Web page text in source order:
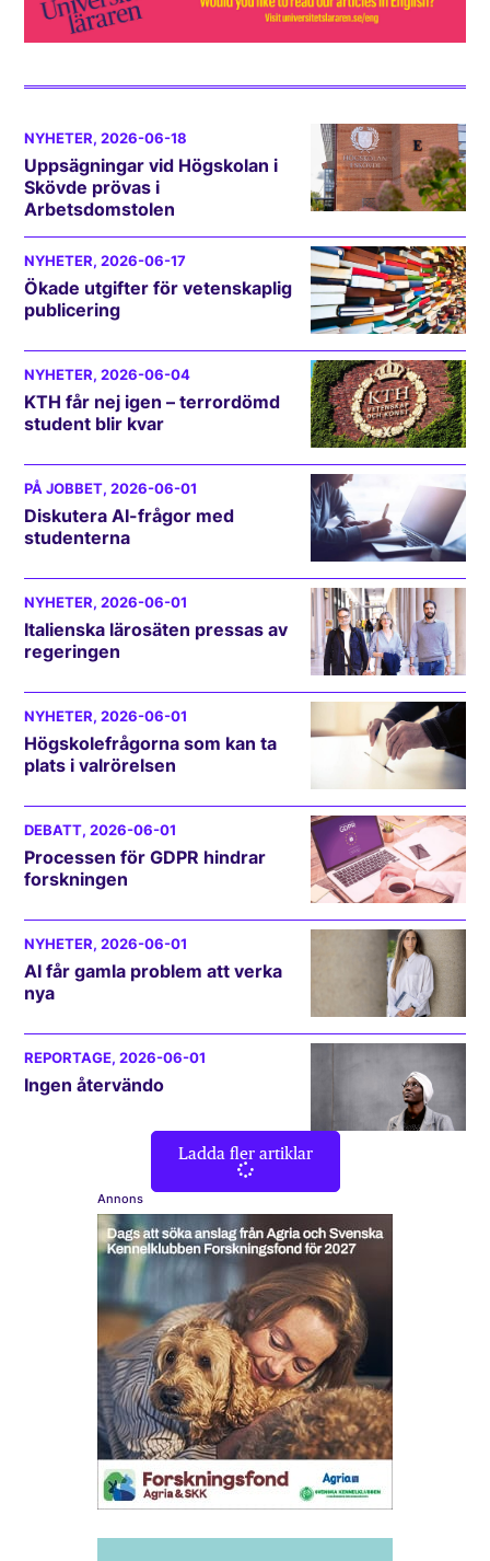
NYHETER, 2026-06-18
Uppsägningar vid Högskolan i
Skövde prövas i
Arbetsdomstolen
NYHETER, 2026-06-17
Ökade utgifter för vetenskaplig
publicering
NYHETER, 2026-06-04
KTH får nej igen – terrordömd
student blir kvar
PÅ JOBBET, 2026-06-01
Diskutera AI-frågor med
studenterna
NYHETER, 2026-06-01
Italienska lärosäten pressas av
regeringen
NYHETER, 2026-06-01
Högskolefrågorna som kan ta
plats i valrörelsen
DEBATT, 2026-06-01
Processen för GDPR hindrar
forskningen
NYHETER, 2026-06-01
AI får gamla problem att verka
nya
REPORTAGE, 2026-06-01
Ingen återvändo
Ladda fler artiklar
Annons